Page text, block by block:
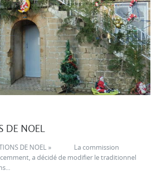
DE NOEL
DE NOEL » La commission
a décidé de modifier le traditionnel